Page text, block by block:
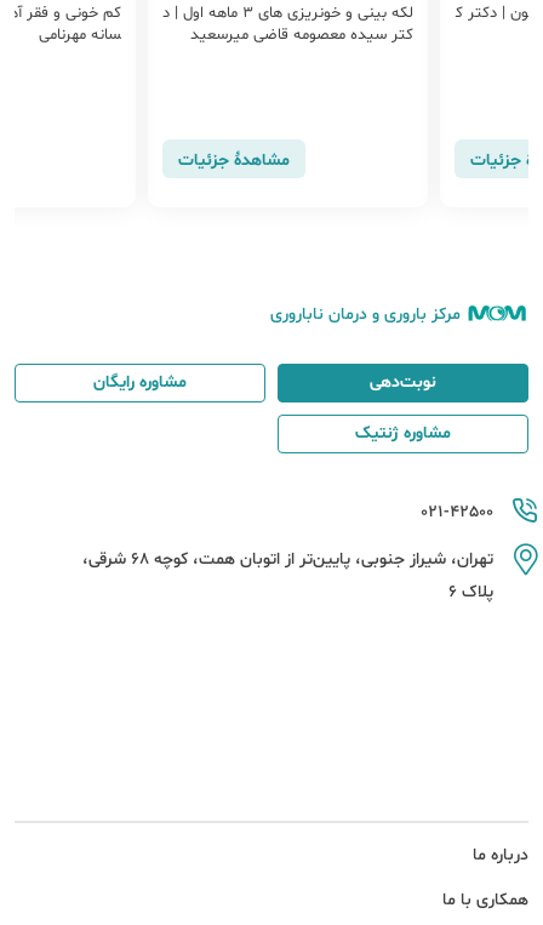
خون | دکتر ک
جزئیات
لکه بینی و خونریزی های 3 ماهه اول | د
کتر سیده معصومه قاضی میرسعید
مشاهدهٔ جزئیات
کم خونی و فقر آهن
سانه مهرنامی
مرکز باروری و درمان ناباروری
درباره ما
همکاری با ما
021-42500
تهران، شیراز جنوبی، پایین‌تر از اتوبان همت، کوچه 68 شرقی،
پلاک 6
نوبت‌دهی مشاوره رایگان
مشاوره ژنتیک